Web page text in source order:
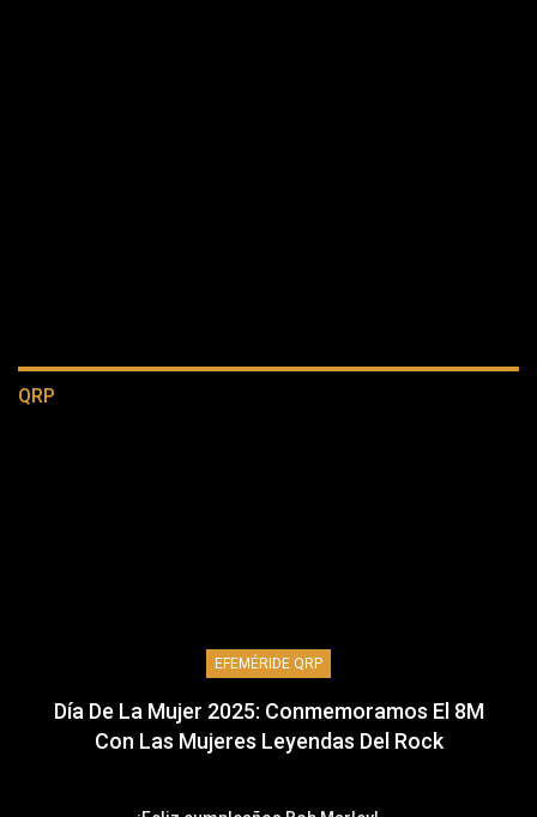
QRP
EFEMÉRIDE QRP
Día De La Mujer 2025: Conmemoramos El 8M
Con Las Mujeres Leyendas Del Rock